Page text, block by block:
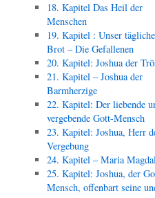
18. Kapitel Das Heil der
Menschen
19. Kapitel : Unser
Brot – Die Gefallenen
20. Kapitel: Joshua der
21. Kapitel – Joshua der
Barmherzige
22. Kapitel: Der liebende
vergebende Gott-Mensch
23. Kapitel: Joshua, Herr
Vergebung
24. Kapitel – Maria
25. Kapitel: Joshua, der
Mensch, offenbart seine